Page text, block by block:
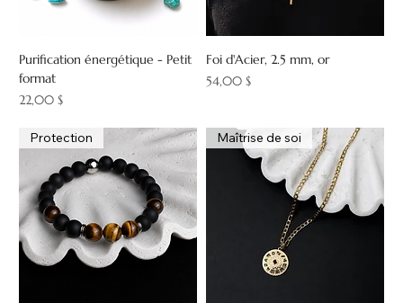
Purification énergétique - Petit
format
Prix
22,00 $
Foi d'Acier, 2.5 mm, or
Prix
54,00 $
Protection Maîtrise de soi